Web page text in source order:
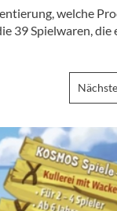
welche
39 Spielwaren, die